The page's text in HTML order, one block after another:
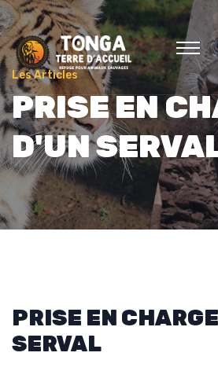
Les Articles
PRISE EN
D'UN
PRISE EN
SERVAL